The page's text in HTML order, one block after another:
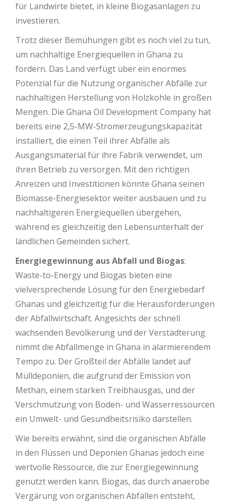
für Landwirte bietet, in kleine Biogasanlagen zu
investieren.
Trotz dieser Bemühungen gibt es noch viel zu tun,
um nachhaltige Energiequellen in Ghana zu
fördern. Das Land verfügt über ein enormes
Potenzial für die Nutzung organischer Abfälle zur
nachhaltigen Herstellung von Holzkohle in großen
Mengen. Die Ghana Oil Development Company hat
bereits eine 2,5-MW-Stromerzeugungskapazität
installiert, die einen Teil ihrer Abfälle als
Ausgangsmaterial für ihre Fabrik verwendet, um
ihren Betrieb zu versorgen. Mit den richtigen
Anreizen und Investitionen könnte Ghana seinen
Biomasse-Energiesektor weiter ausbauen und zu
nachhaltigeren Energiequellen übergehen,
während es gleichzeitig den Lebensunterhalt der
ländlichen Gemeinden sichert.
Energiegewinnung aus Abfall und Biogas:
Waste-to-Energy und Biogas bieten eine
vielversprechende Lösung für den Energiebedarf
Ghanas und gleichzeitig für die Herausforderungen
der Abfallwirtschaft. Angesichts der schnell
wachsenden Bevölkerung und der Verstädterung
nimmt die Abfallmenge in Ghana in alarmierendem
Tempo zu. Der Großteil der Abfälle landet auf
Mülldeponien, die aufgrund der Emission von
Methan, einem starken Treibhausgas, und der
Verschmutzung von Boden- und Wasserressourcen
ein Umwelt- und Gesundheitsrisiko darstellen.
Wie bereits erwähnt, sind die organischen Abfälle
in den Flüssen und Deponien Ghanas jedoch eine
wertvolle Ressource, die zur Energiegewinnung
genutzt werden kann. Biogas, das durch anaerobe
Vergärung von organischen Abfällen entsteht,